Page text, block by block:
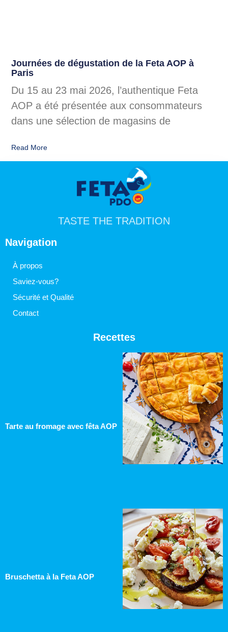
Journées de dégustation de la Feta AOP à
Paris
Du 15 au 23 mai 2026, l’authentique Feta
AOP a été présentée aux consommateurs
dans une sélection de magasins de
Read More
TASTE THE TRADITION
Navigation
À propos
Saviez-vous?
Sécurité et Qualité
Contact
Recettes
Tarte au fromage avec fêta AOP
Bruschetta à la Feta AOP